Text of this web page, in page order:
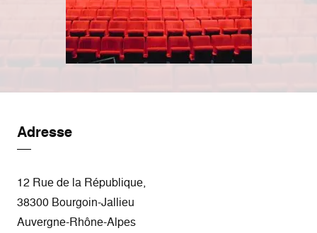
Adresse
12 Rue de la République,
38300 Bourgoin-Jallieu
Auvergne-Rhône-Alpes